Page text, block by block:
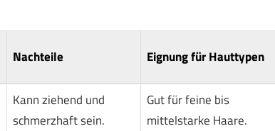
Nachteile Eignung für Hauttypen
Kann ziehend und
schmerzhaft sein.
Gut für feine bis
mittelstarke Haare.